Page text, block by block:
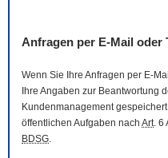
Anfragen per E-Mail oder
Wenn Sie Ihre Anfragen per E-Mail
Ihre Angaben zur Beantwortung
Kundenmanagement
öffentlichen Aufgaben nach Art. 6
BDSG.